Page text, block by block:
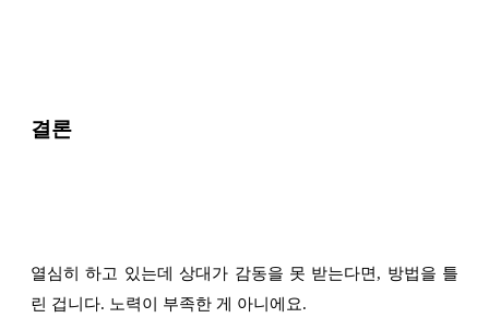
결론
열심히 하고 있는데 상대가 감동을 못 받는다면, 방법을 틀
린 겁니다. 노력이 부족한 게 아니에요.